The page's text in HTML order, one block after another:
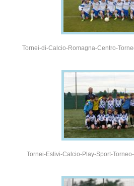
Tornei-di-Calcio-Romagna-Centro-
Tornei-Estivi-Calcio-Play-Sport-